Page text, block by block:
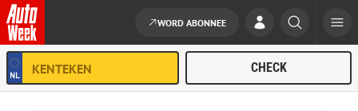
Ga naar de inhoud
WORD ABONNEE